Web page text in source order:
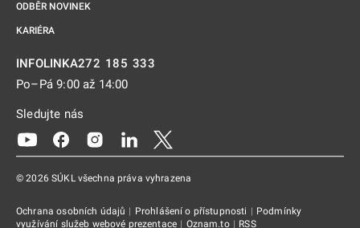
ODBĚR NOVINEK
KARIÉRA
INFOLINKA272 185 333
Po–Pá 9:00 až 14:00
Sledujte nás
Odkaz se otevře na nové kartě
Odkaz se otevře na nové kartě
Odkaz se otevře na nové kartě
Odkaz se otevře na nové kartě
© 2026 SÚKL všechna práva vyhrazena
Ochrana osobních údajů | Prohlášení o přístupnosti | Podmínky
využívání služeb webové prezentace | Oznam.to | RSS